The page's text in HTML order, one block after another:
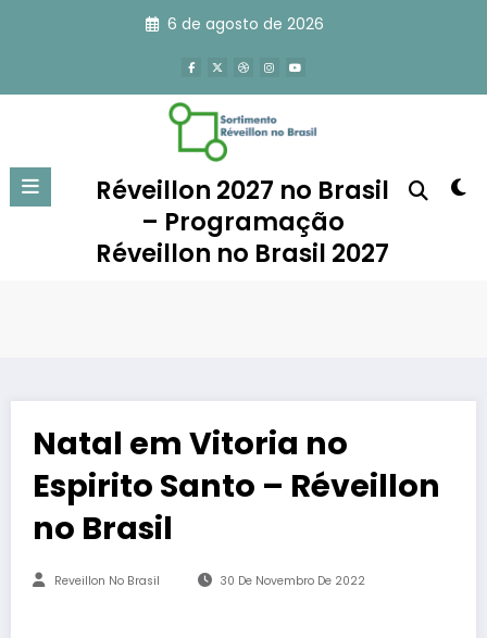
6 de agosto de 2026
Réveillon 2027 no Brasil
– Programação
Réveillon no Brasil 2027
Natal em Vitoria no
Espirito Santo – Réveillon
no Brasil
Reveillon No Brasil 30 De Novembro De 2022